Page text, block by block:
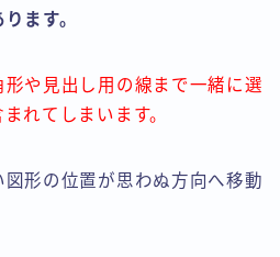
ます。
や見出し用の線まで一緒に選
れてしまいます。
形の位置が思わぬ方向へ移動